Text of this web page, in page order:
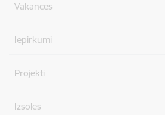
Vakances
Iepirkumi
Projekti
Izsoles